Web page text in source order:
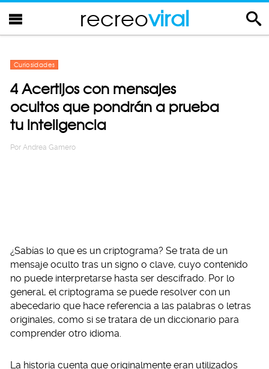
recreoviral
Curiosidades
4 Acertijos con mensajes
ocultos que pondrán a prueba
tu inteligencia
Por Andrea Gamero
¿Sabías lo que es un criptograma? Se trata de un
mensaje oculto tras un signo o clave, cuyo contenido
no puede interpretarse hasta ser descifrado. Por lo
general, el criptograma se puede resolver con un
abecedario que hace referencia a las palabras o letras
originales, como si se tratara de un diccionario para
comprender otro idioma.
La historia cuenta que originalmente eran utilizados